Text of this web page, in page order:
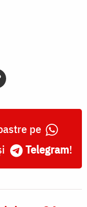
pe
Telegram!